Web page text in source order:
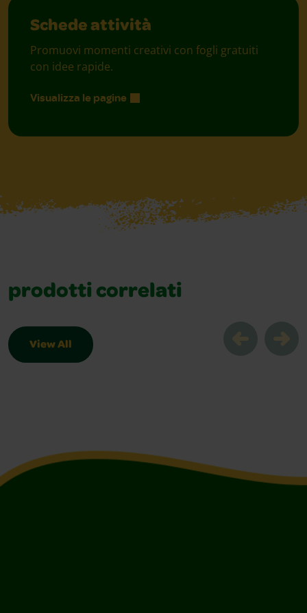
Schede attività
Promuovi momenti creativi con fogli gratuiti
con idee rapide.
Visualizza le pagine
prodotti correlati
View All